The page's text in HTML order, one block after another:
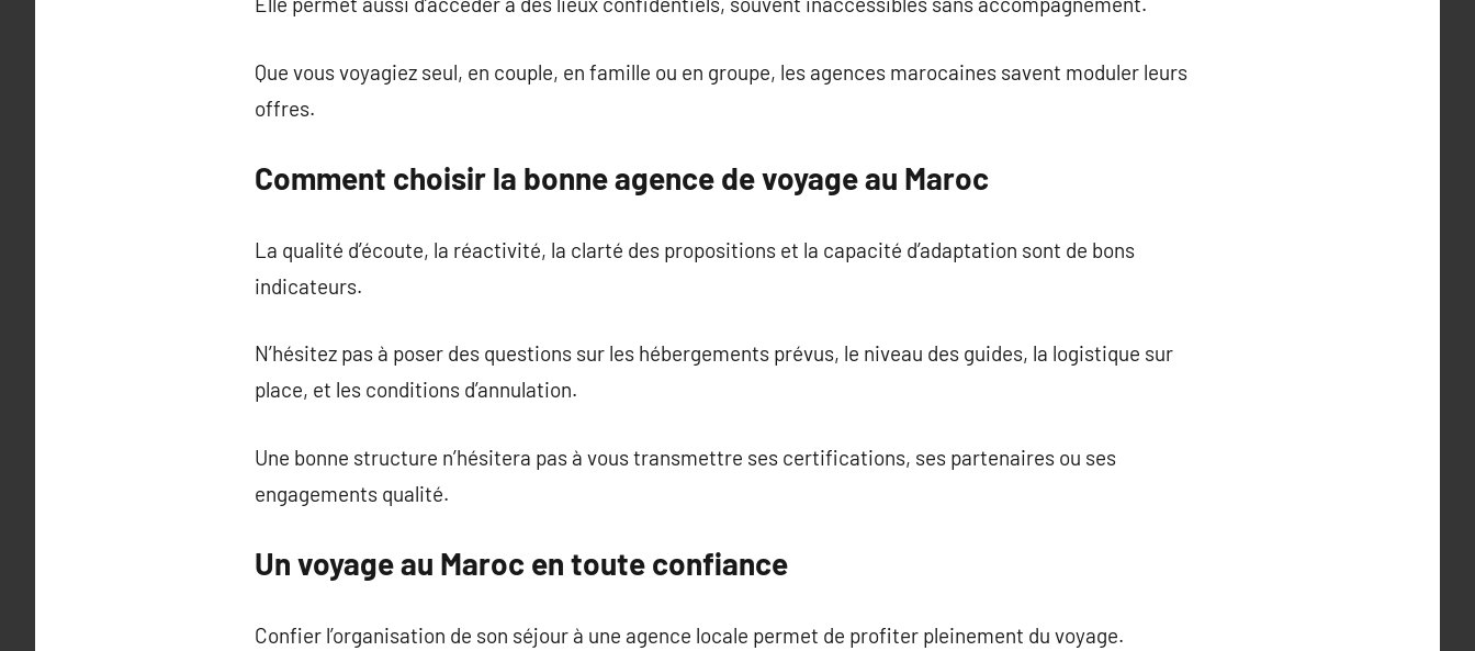
Que vous voyagiez seul, en couple, en famille ou en groupe, les agences marocaines savent moduler leurs
offres.
Comment choisir la bonne agence de voyage au Maroc
La qualité d’écoute, la réactivité, la clarté des propositions et la capacité d’adaptation sont de bons
indicateurs.
N’hésitez pas à poser des questions sur les hébergements prévus, le niveau des guides, la logistique sur
place, et les conditions d’annulation.
Une bonne structure n’hésitera pas à vous transmettre ses certifications, ses partenaires ou ses
engagements qualité.
Un voyage au Maroc en toute confiance
Confier l’organisation de son séjour à une agence locale permet de profiter pleinement du voyage.